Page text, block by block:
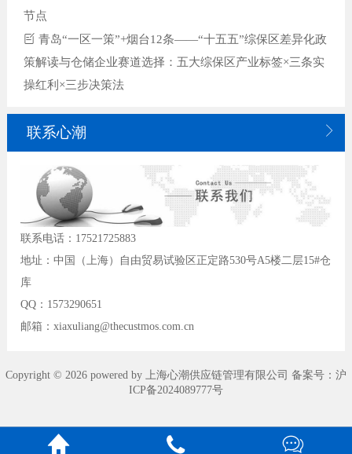
节点
青岛“一区一策”+烟台12条——“十五五”综保区差异化政
策解读与仓储企业赛道选择：五大综保区产业标签×三条实
操红利×三步决策法
联系心潮 
联系电话：17521725883
地址：中国（上海）自由贸易试验区正定路530号A5楼二层15#仓
库
QQ：1573290651
邮箱：xiaxuliang@thecustmos.com.cn
Copyright © 2026 powered by 上海心潮供应链管理有限公司 备案号： 沪
ICP备2024089777号
  